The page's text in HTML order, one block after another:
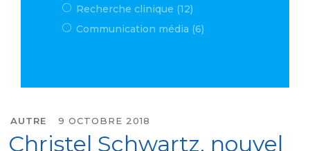
Recherche clinique (12)
Communication média (6)
AUTRE 9 OCTOBRE 2018
Christel Schwartz, nouvel